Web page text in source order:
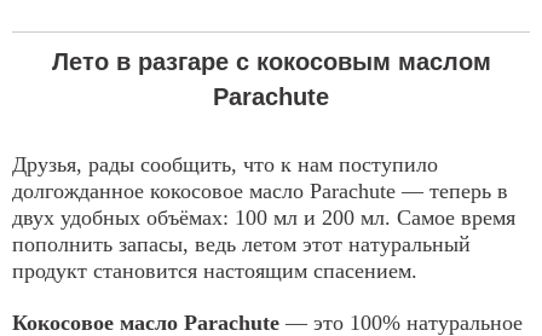
Лето в разгаре с кокосовым маслом
Parachute
Друзья, рады сообщить, что к нам поступило
долгожданное кокосовое масло Parachute — теперь в
двух удобных объёмах: 100 мл и 200 мл. Самое время
пополнить запасы, ведь летом этот натуральный
продукт становится настоящим спасением.
Кокосовое масло Parachute — это 100% натуральное